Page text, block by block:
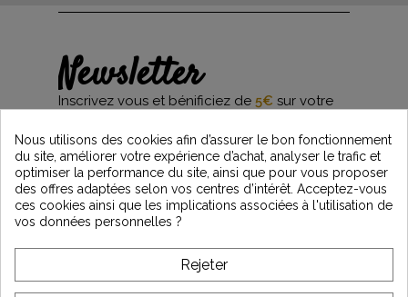
Newsletter
Inscrivez vous et bénificiez de 5€ sur votre
et restez informés des dernières nouveautés
Vintage Motors
*Dès 99€ d'achat. En vous abonnant à notre newsletter, vous reconnaissez avoir pris
l'acceptez.
A PROPOS DE VINTAGE
Nous utilisons des cookies afin d’assurer le bon fonctionnement
du site, améliorer votre expérience d’achat, analyser le trafic et
optimiser la performance du site, ainsi que pour vous proposer
des offres adaptées selon vos centres d’intérêt. Acceptez-vous
ces cookies ainsi que les implications associées à l'utilisation de
vos données personnelles ?
Rejeter